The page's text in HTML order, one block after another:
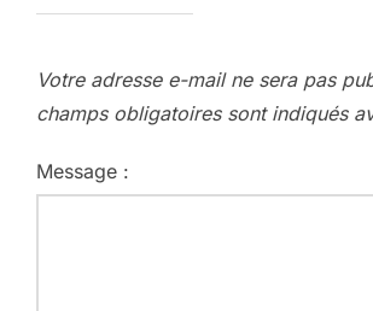
Votre adresse e-mail ne sera pas
champs obligatoires sont indiqués
Message :